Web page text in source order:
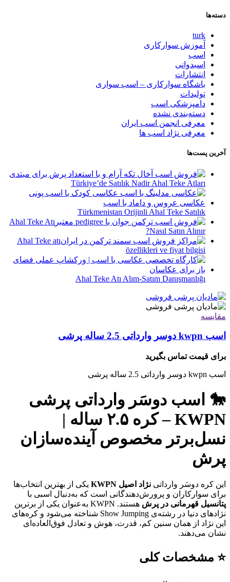
دسته‌ها
turk
آموزش سوارکاری
اسب
اسبدوانی
انتشارات
باشگاه سوارکاری – اسب سواری
تولیدات
دامپزشکی اسب
دسته‌بندی نشده
معرفی انجمن اسب ایران
معرفی نژاد اسب ها
آخرین پست‌ها
Türkiye’de Satılık Nadir Ahal Teke Atları
Türkmenistan Orijinli Ahal Teke Satılık
Ahal Teke Atı
Nasıl Satın Alınır?
Ahal Teke atı
özellikleri ve fiyat bilgisi
Ahal Teke Atı Alım-Satım Danışmanlığı
مقایسه
اسب kwpn دوسر وارداتی 2.5 ساله پرشی
برای قیمت تماس بگیرید
اسب kwpn دوسر وارداتی 2.5 ساله پرشی
🐎 اسب دوسَر وارداتی پرشی
KWPN – کره ۲.۵ ساله |
نسل‌برتر مخصوص آینده‌سازان
پرش
این کره دوسَر وارداتی نژاد اصیل KWPN
یکی از بهترین انتخاب‌ها
برای سوارکاران و پرورش‌دهندگانی است که به‌دنبال اسبی با
پتانسیل قهرمانی در پرش
هستند. KWPN به‌عنوان یکی از برترین
نژادهای دنیا در رشته‌ی Show Jumping شناخته می‌شود و کره‌های
این نژاد از همان سنین کم، قدرت، هوش و تعادل فوق‌العاده‌ای
نشان می‌دهند.
⭐ مشخصات کلی